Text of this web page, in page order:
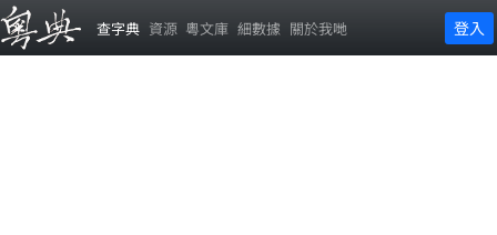
查字典 資源 粵文庫 細數據 關於我哋 登入